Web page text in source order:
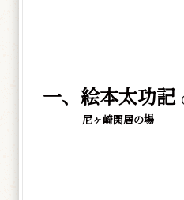
一、絵本太功記
尼ヶ崎閑居の場